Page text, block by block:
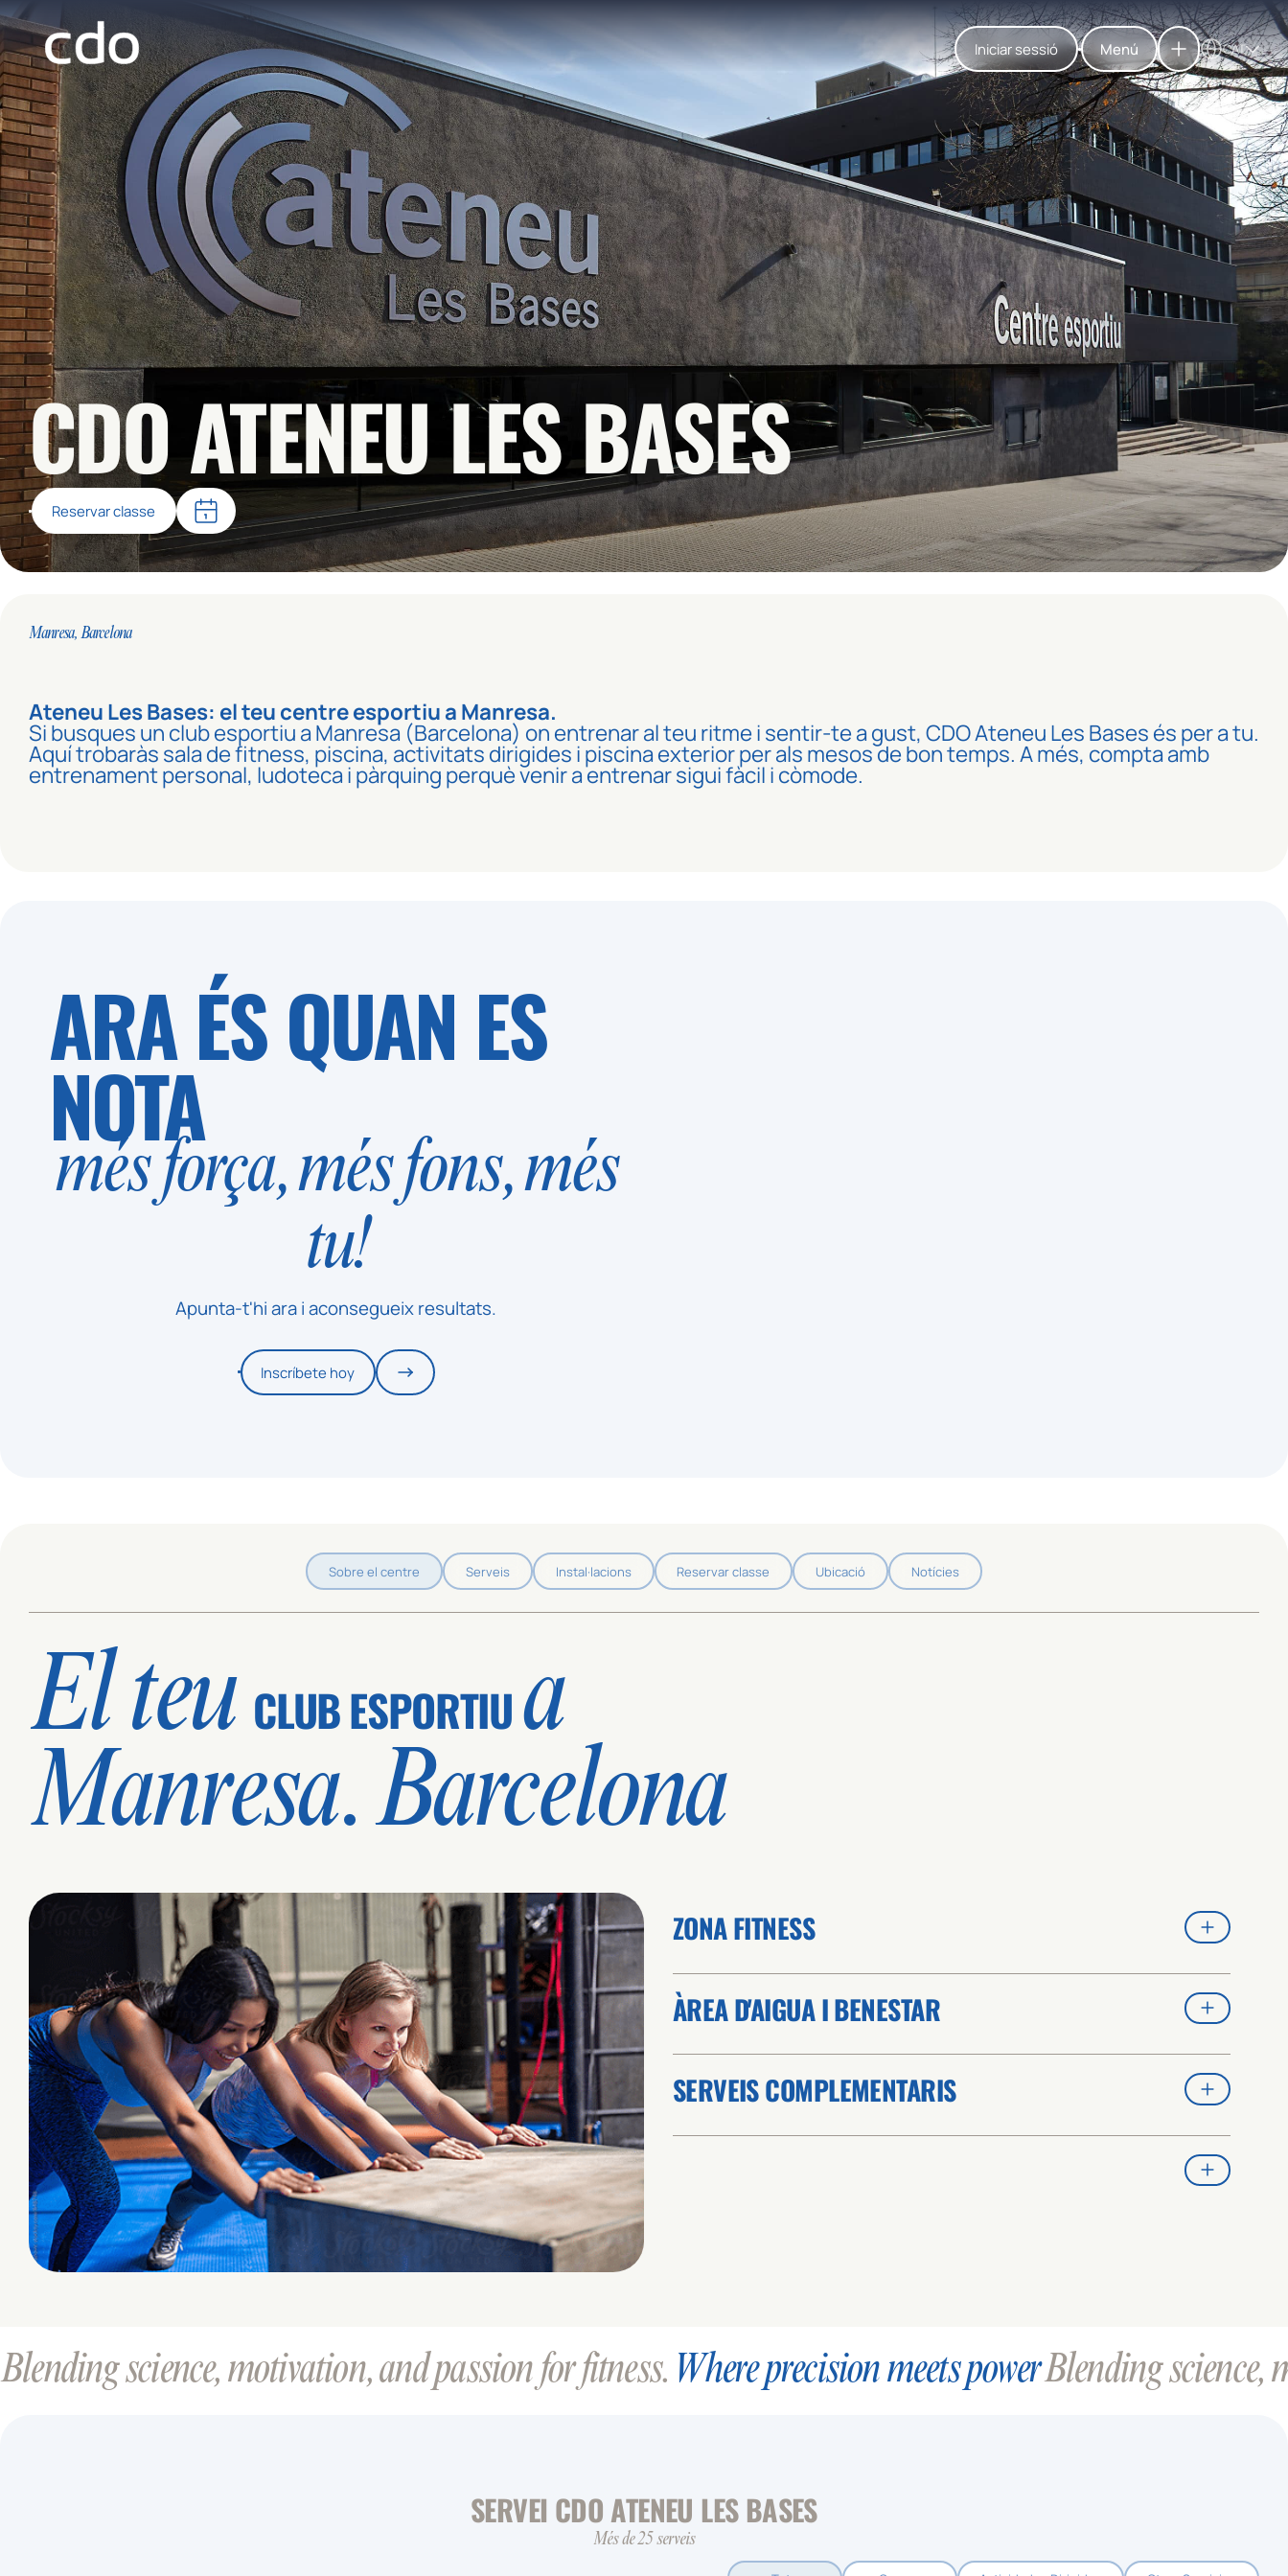
Iniciar sessió Menú CAT
CDO ATENEU LES BASES
Reservar classe
Manresa, Barcelona
Ateneu Les Bases: el teu centre esportiu a Manresa.
Si busques un club esportiu a Manresa (Barcelona) on entrenar al teu ritme i sentir-te a gust, CDO Ateneu Les Bases és per a tu.
Aquí trobaràs sala de fitness, piscina, activitats dirigides i piscina exterior per als mesos de bon temps. A més, compta amb
entrenament personal, ludoteca i pàrquing perquè venir a entrenar sigui fàcil i còmode.
ARA ÉS QUAN ES
NOTA
més força, més fons, més
tu!
Apunta-t'hi ara i aconsegueix resultats.
Inscríbete hoy
Sobre el centre Serveis Instal·lacions Reservar classe Ubicació Notícies
El teu CLUB ESPORTIUa
Manresa. Barcelona
ZONA FITNESS
ÀREA D'AIGUA I BENESTAR
SERVEIS COMPLEMENTARIS
Blending science, motivation, and passion for fitness. Where precision meets powerBlending science,
SERVEI CDO ATENEU LES BASES
Més de 25 serveis